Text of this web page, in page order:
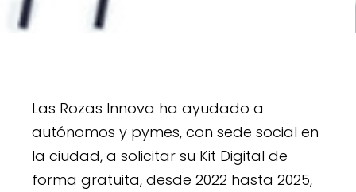
Las Rozas Innova ha ayudado a
autónomos y pymes, con sede social en
la ciudad, a solicitar su Kit Digital de
forma gratuita, desde 2022 hasta 2025,